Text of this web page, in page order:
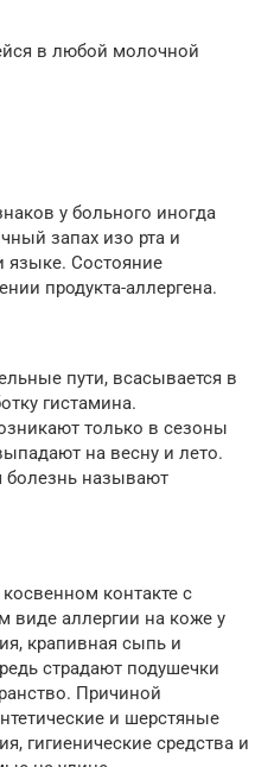
в любой молочной
у больного иногда
запах изо рта и
языке. Состояние
продукта-аллергена.
пути, всасывается в
гистамина.
только в сезоны
на весну и лето.
болезнь называют
контакте с
виде аллергии на коже у
крапивная сыпь и
страдают подушечки
Причиной
и шерстяные
гигиенические средства и